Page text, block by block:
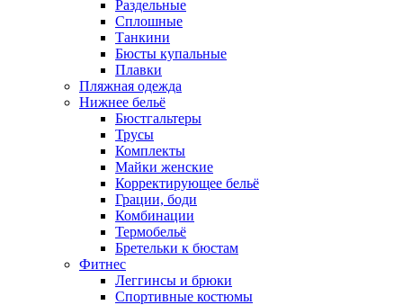
Раздельные
Сплошные
Танкини
Бюсты купальные
Плавки
Пляжная одежда
Нижнее бельё
Бюстгальтеры
Трусы
Комплекты
Майки женские
Корректирующее бельё
Грации, боди
Комбинации
Термобельё
Бретельки к бюстам
Фитнес
Леггинсы и брюки
Спортивные костюмы